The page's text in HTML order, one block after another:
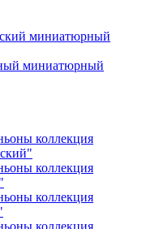
миниатюрный
миниатюрный
коллекция
коллекция
коллекция
коллекция